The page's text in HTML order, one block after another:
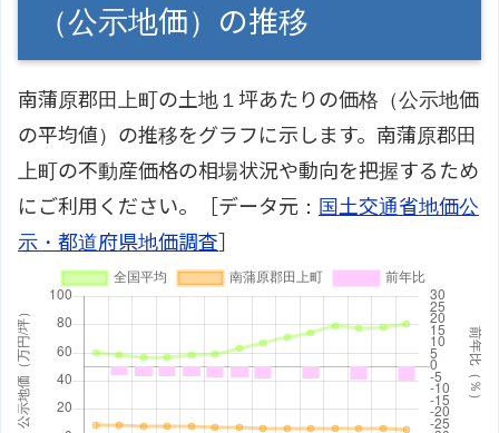
（公示地価）の推移
南蒲原郡田上町の土地１坪あたりの価格（公示地価
の平均値）の推移をグラフに示します。南蒲原郡田
上町の不動産価格の相場状況や動向を把握するため
にご利用ください。［データ元： 国土交通省地価公
示・都道府県地価調査